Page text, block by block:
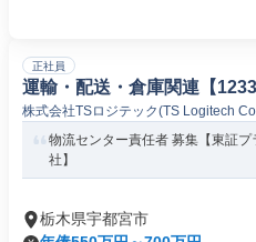
正社員
運輸・配送・倉庫関連【1233
株式会社TSロジテック(TS Logitech
物流センター責任者 募集【東証
社】
栃木県宇都宮市